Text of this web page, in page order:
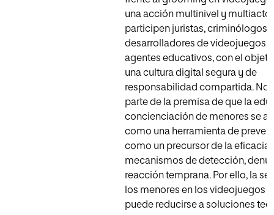
una acción multinivel y
participen juristas, criminólogos,
desarrolladores de videojuegos,
agentes educativos, con el
una cultura digital segura y de
responsabilidad compartida. No
parte de la premisa de que la
concienciación de menores se
como una herramienta de
como un precursor de la eficacia
mecanismos de detección,
reacción temprana. Por ello, la
los menores en los videojuegos
puede reducirse a soluciones